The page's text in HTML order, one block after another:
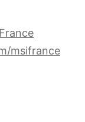
msifrance